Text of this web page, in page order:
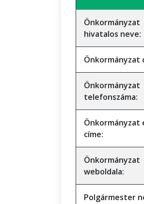
Önkormányzat
hivatalos neve:
Önkormányzat
Önkormányzat
telefonszáma:
Önkormányzat
címe:
Önkormányzat
weboldala:
Polgármester